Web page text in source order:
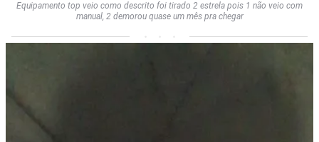
Equipamento top veio como descrito foi tirado 2 estrela pois 1 não veio com
manual, 2 demorou quase um mês pra chegar